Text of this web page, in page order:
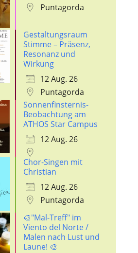
Puntagorda
Gestaltungsraum
Stimme – Präsenz,
Resonanz und
Wirkung
12 Aug. 26
Puntagorda
Sonnenfinsternis-
Beobachtung am
ATHOS Star Campus
12 Aug. 26
Chor-Singen mit
Christian
12 Aug. 26
Puntagorda
🎨"Mal-Treff" im
Viento del Norte /
Malen nach Lust und
Laune! 🎨